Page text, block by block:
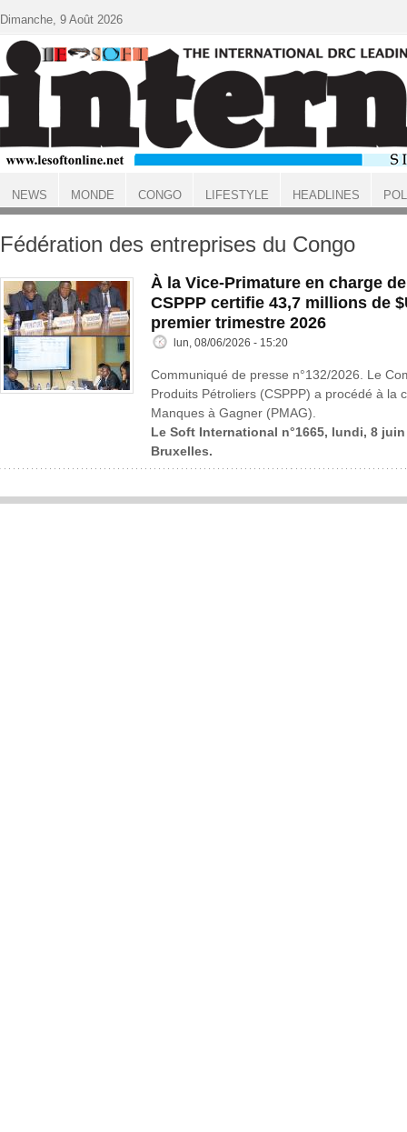
ACCUEIL
Fédération des entreprises du Congo
À la Vice-Primature en charge
CSPPP certifie 43,7 millions de
premier trimestre 2026
lun, 08/06/2026 - 15:20
Communiqué de presse n°132/2026. Le
Produits Pétroliers (CSPPP) a procédé à la
Manques à Gagner (PMAG).
Le Soft International n°1665, lundi, 8
Bruxelles.
Dimanche, 9 Août 2026
NEWS MONDE CONGO LIFESTYLE HEADLINES